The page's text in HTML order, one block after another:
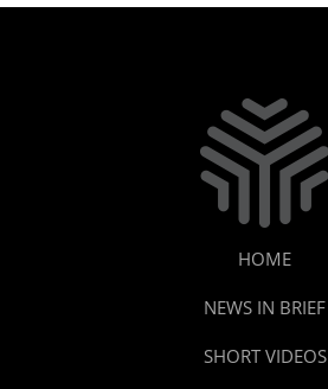
HOME
NEWS IN BRIEF
SHORT VIDEOS